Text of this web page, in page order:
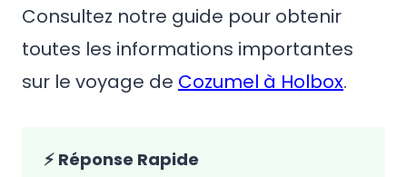
Consultez notre guide pour obtenir
toutes les informations importantes
sur le voyage de Cozumel à Holbox.
⚡ Réponse Rapide